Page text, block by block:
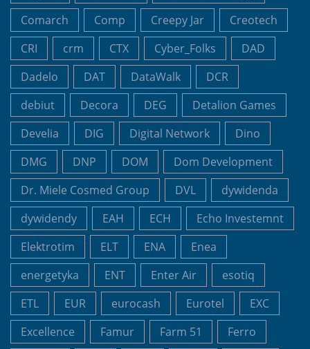
Comarch
Comp Creepy Jar
Creotech
CRI
crm CTX Cyber_Folks
DAD
Dadelo
DAT DataWalk
DCR
debiut
Decora DEG
Detalion Games
Develia
DIG Digital Network
Dino
DMG
DNP DOM
Dom Development
Dr. Miele Cosmed Group
DVL
dywidenda
dywidendy
EAH ECH
Echo Investemnt
Elektrotim
ELT ENA
Enea
energetyka
ENT Enter Air
esotiq
ETL
EUR eurocash Eurotel
EXC
Excellence
Famur Farm 51
Ferro